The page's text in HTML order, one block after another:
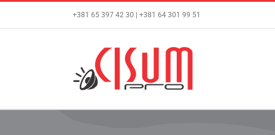
content
+381 65 397 42 30 | +381 64 301 99 51